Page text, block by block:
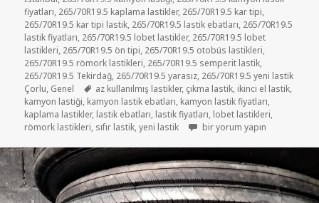
fiyatları, 265/70R19.5 kaplama lastikler, 265/70R19.5 kar tipi,
265/70R19.5 kar tipi lastik, 265/70R19.5 lastik ebatları, 265/70R19.5
lastik fiyatları, 265/70R19.5 lobet lastikler, 265/70R19.5 lobet
lastikleri, 265/70R19.5 ön tipi, 265/70R19.5 otobüs lastikleri,
265/70R19.5 römork lastikleri, 265/70R19.5 semperit lastik,
265/70R19.5 Tekirdağ, 265/70R19.5 yarasız, 265/70R19.5 yeni lastik
Çorlu, Genel Etiketler
az kullanılmış lastikler, çıkma lastik, ikinci el lastik,
kamyon lastiği, kamyon lastik ebatları, kamyon lastik fiyatları,
kaplama lastikler, lastik ebatları, lastik fiyatları, lobet lastikleri,
römork lastikleri, sıfır lastik,yeni lastik 265/70R19.5 AZ
bir yorum yapın